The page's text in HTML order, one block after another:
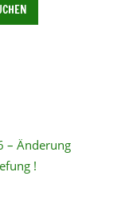
– Änderung
!